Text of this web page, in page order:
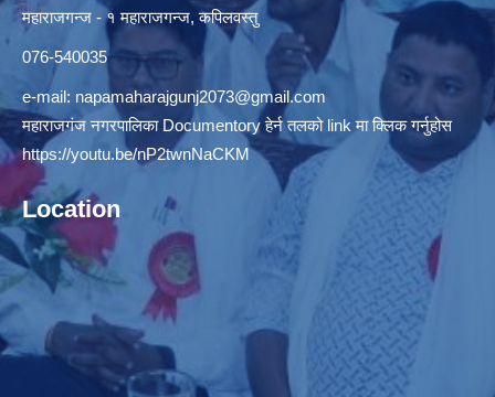
महाराजगन्ज - १ महाराजगन्ज, कपिलवस्तु
076-540035
e-mail: napamaharajgunj2073@gmail.com
महाराजगंज नगरपालिका Documentory हेर्न तलको link मा क्लिक गर्नुहोस
https://youtu.be/nP2twnNaCKM
Location